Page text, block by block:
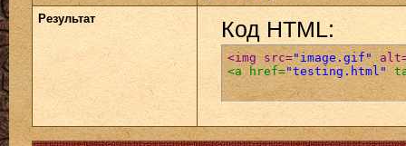
Результат Код HTML:
<img src="image.gif"
<a href="testing.html"